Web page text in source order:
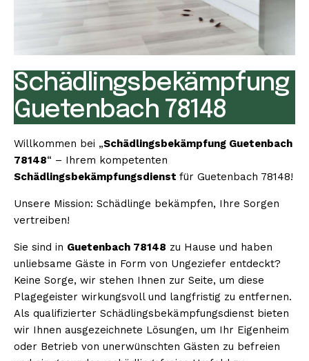
Schädlingsbekämpfung
Guetenbach 78148
Willkommen bei „Schädlingsbekämpfung Guetenbach
78148“ – Ihrem kompetenten
Schädlingsbekämpfungsdienst für Guetenbach 78148!
Unsere Mission: Schädlinge bekämpfen, Ihre Sorgen
vertreiben!
Sie sind in Guetenbach 78148 zu Hause und haben
unliebsame Gäste in Form von Ungeziefer entdeckt?
Keine Sorge, wir stehen Ihnen zur Seite, um diese
Plagegeister wirkungsvoll und langfristig zu entfernen.
Als qualifizierter Schädlingsbekämpfungsdienst bieten
wir Ihnen ausgezeichnete Lösungen, um Ihr Eigenheim
oder Betrieb von unerwünschten Gästen zu befreien